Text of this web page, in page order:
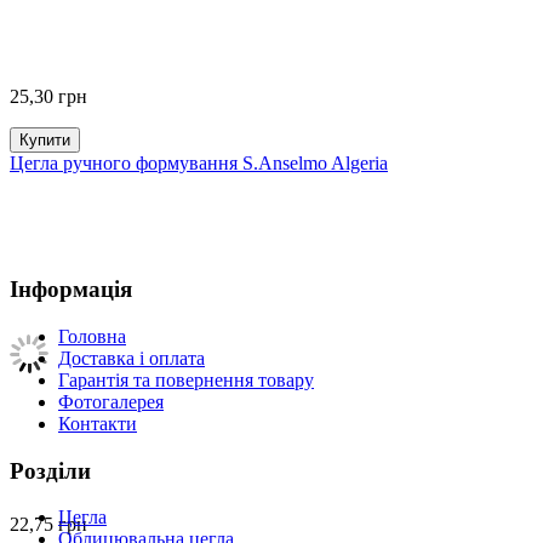
25,30 грн
Купити
Цегла ручного формування S.Anselmo Algeria
22,75 грн
Інформація
Головна
Доставка і оплата
Гарантія та повернення товару
Фотогалерея
Контакти
Розділи
Цегла